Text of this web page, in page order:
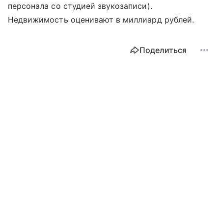
персонала со студией звукозаписи).
Недвижимость оценивают в миллиард рублей.
Поделиться